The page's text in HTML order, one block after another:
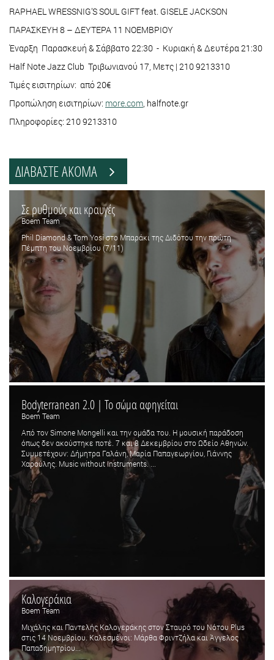
RAPHAEL WRESSNIG’S SOUL GIFT feat. GISELE JACKSON
ΠΑΡΑΣΚΕΥΗ 8 – ΔΕΥΤΕΡΑ 11 ΝΟΕΜΒΡΙΟΥ
Έναρξη Παρασκευή & Σάββατο 22:30 - Κυριακή & Δευτέρα 21:30
Half Note Jazz Club Τριβωνιανού 17, Μετς | 210 9213310
Τιμές εισιτηρίων: από 20€
Προπώληση εισιτηρίων: more.com, halfnote.gr
Πληροφορίες: 210 9213310
ΔΙΑΒΑΣΤΕ ΑΚΟΜΑ
Σε ρυθμούς και κραυγές
Boem Team
Phil Diamond & Tom Yosi στο Μπαράκι της Διδότου την πρώτη
Πέμπτη του Νοεμβρίου (7/11)
Bodyterranean 2.0 | Το σώμα αφηγείται
Boem Team
Από τον Simone Mongelli και την ομάδα του. Η μουσική παράδοση
όπως δεν ακούστηκε ποτέ. 7 και 8 Δεκεμβρίου στο Ωδείο Αθηνών.
Συμμετέχουν: Δήμητρα Γαλάνη, Μαρία Παπαγεωργίου, Γιάννης
Χαρούλης. Μusic without Instruments. ...
Καλογεράκια
Boem Team
Μιχάλης και Παντελής Καλογεράκης στον Σταυρό του Νότου Plus
στις 14 Νοεμβρίου. Καλεσμένοι: Μάρθα Φριντζήλα και Άγγελος
Παπαδημητρίου...